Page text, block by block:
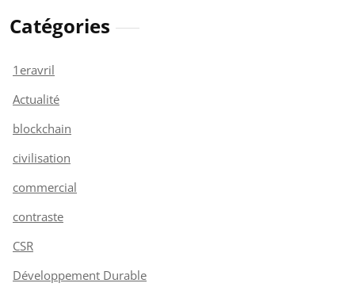
Catégories
1eravril
Actualité
blockchain
civilisation
commercial
contraste
CSR
Développement Durable